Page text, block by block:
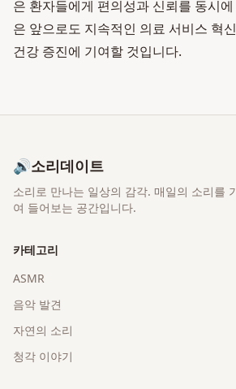
은 환자들에게 편의성과 신뢰를 동시
은 앞으로도 지속적인 의료 서비스 혁
건강 증진에 기여할 것입니다.
🔊소리데이트
소리로 만나는 일상의 감각. 매일의 소리를
여 들어보는 공간입니다.
카테고리
ASMR
음악 발견
자연의 소리
청각 이야기